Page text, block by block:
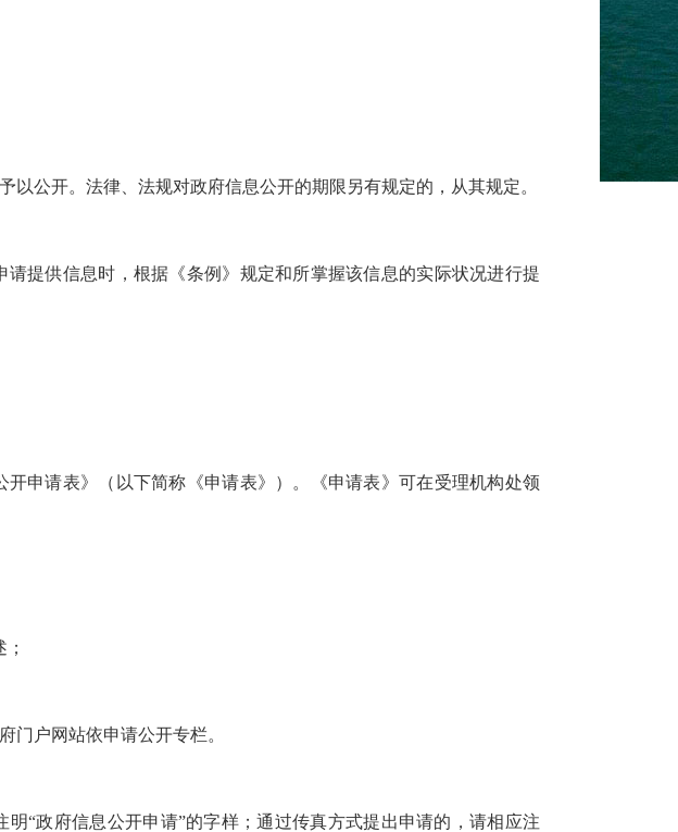
公开。法律、法规对政府信息公开的期限另有规定的，从其规定。
提供信息时，根据《条例》规定和所掌握该信息的实际状况进行提
开申请表》（以下简称《申请表》）。《申请表》可在受理机构处领
门户网站依申请公开专栏。
“政府信息公开申请”的字样；通过传真方式提出申请的，请相应注